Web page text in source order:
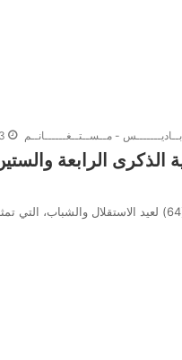
- مــســتــغــــــانــم 3 يوليو 2026
في إطار إحياء الذكرى الرابعة والستين (64) لعيد